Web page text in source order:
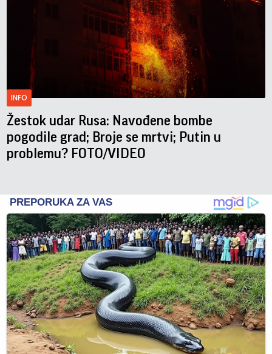
INFO
Žestok udar Rusa: Navođene bombe
pogodile grad; Broje se mrtvi; Putin u
problemu? FOTO/VIDEO